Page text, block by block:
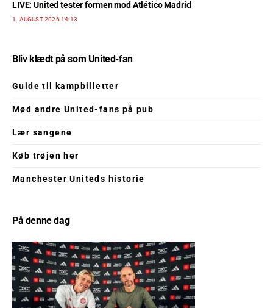
LIVE: United tester formen mod Atlético Madrid
1. AUGUST 2026 14:13
Bliv klædt på som United-fan
Guide til kampbilletter
Mød andre United-fans på pub
Lær sangene
Køb trøjen her
Manchester Uniteds historie
På denne dag